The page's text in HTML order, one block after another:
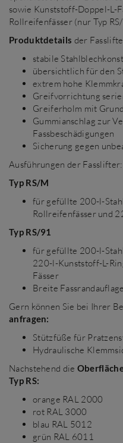
sowie Kunststoff-Doppel-L-
Rollreifenfässer (nur Typ
Produktdetails der
stabile
übersichtlich für den
extrem hohe
Greifvorrichtung
Greiferholm mit
Gummianschlag zur
Fassbeschädigungen
Sicherung gegen
Ausführungen der Fasslifter:
Typ RS/M
für gefüllte 200-l-
Rollreifenfässer und
Typ RS/91
für gefüllte 200-l-
220-l-Kunststoff-L-
Fässer
Breite Fassrandauflage
Gern können Sie bei Ihrer
anfragen:
Stützfüße für
Hydraulische
Nachstehend die
Typ RS:
orange RAL 2000
rot RAL 3000
blau RAL 5012
grün RAL 6011